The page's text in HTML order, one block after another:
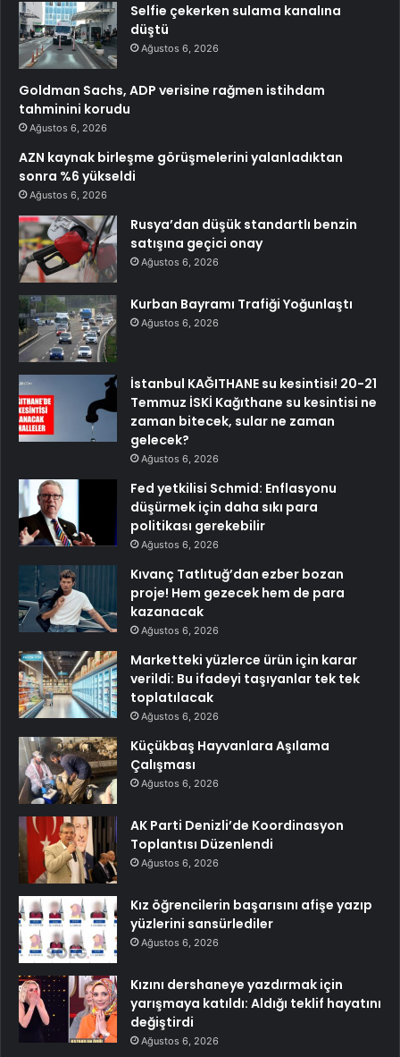
Selfie çekerken sulama kanalına
düştü
Ağustos 6, 2026
Goldman Sachs, ADP verisine rağmen istihdam
tahminini korudu
Ağustos 6, 2026
AZN kaynak birleşme görüşmelerini yalanladıktan
sonra %6 yükseldi
Ağustos 6, 2026
Rusya’dan düşük standartlı benzin
satışına geçici onay
Ağustos 6, 2026
Kurban Bayramı Trafiği Yoğunlaştı
Ağustos 6, 2026
İstanbul KAĞITHANE su kesintisi! 20-21
Temmuz İSKİ Kağıthane su kesintisi ne
zaman bitecek, sular ne zaman
gelecek?
Ağustos 6, 2026
Fed yetkilisi Schmid: Enflasyonu
düşürmek için daha sıkı para
politikası gerekebilir
Ağustos 6, 2026
Kıvanç Tatlıtuğ’dan ezber bozan
proje! Hem gezecek hem de para
kazanacak
Ağustos 6, 2026
Marketteki yüzlerce ürün için karar
verildi: Bu ifadeyi taşıyanlar tek tek
toplatılacak
Ağustos 6, 2026
Küçükbaş Hayvanlara Aşılama
Çalışması
Ağustos 6, 2026
AK Parti Denizli’de Koordinasyon
Toplantısı Düzenlendi
Ağustos 6, 2026
Kız öğrencilerin başarısını afişe yazıp
yüzlerini sansürlediler
Ağustos 6, 2026
Kızını dershaneye yazdırmak için
yarışmaya katıldı: Aldığı teklif hayatını
değiştirdi
Ağustos 6, 2026